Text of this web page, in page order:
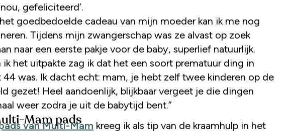
gefeliciteerd’.
goedbedoelde cadeau van mijn moeder kan ik me nog
Tijdens mijn zwangerschap was ze alvast op zoek
naar een eerste pakje voor de baby, superlief natuurlijk.
ik het uitpakte zag ik dat het een soort prematuur ding in
44 was. Ik dacht echt: mam, je hebt zelf twee kinderen op de
gezet! Heel aandoenlijk, blijkbaar vergeet je die dingen
weer zodra je uit de babytijd bent.”
Mam pads
van Multi-Mam kreeg ik als tip van de kraamhulp in het